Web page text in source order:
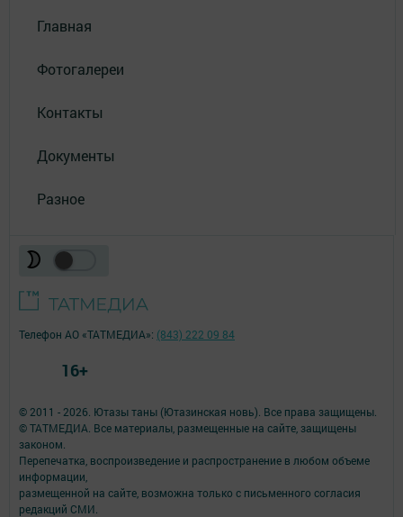
Главная
Фотогалереи
Контакты
Документы
Разное
© 2011 - 2026. Ютазы таны (Ютазинская новь). Все права защищены.
© ТАТМЕДИА. Все материалы, размещенные на сайте, защищены
законом.
Перепечатка, воспроизведение и распространение в любом объеме
информации,
размещенной на сайте, возможна только с письменного согласия
редакций СМИ.
Телефон АО «ТАТМЕДИА»: (843) 222 09 84
16+